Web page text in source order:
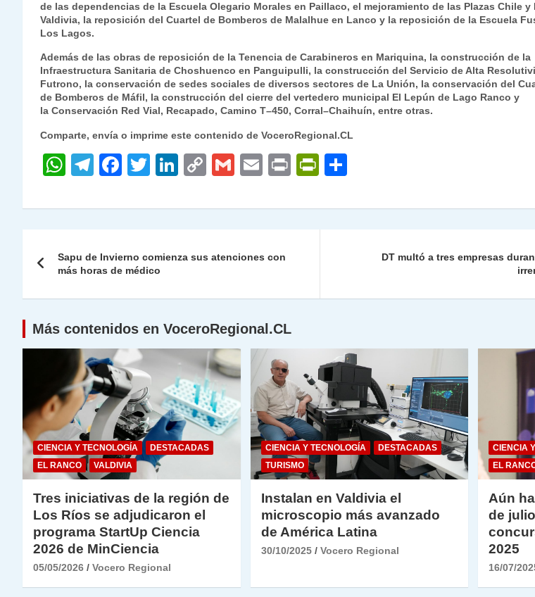
de las dependencias de la Escuela Olegario Morales en Paillaco, el mejoramiento de las Plazas Chile y
Valdivia, la reposición del Cuartel de Bomberos de Malalhue en Lanco y la reposición de la Escuela
Los Lagos.
Además de las obras de reposición de la Tenencia de Carabineros en Mariquina, la construcción de la
Infraestructura Sanitaria de Choshuenco en Panguipulli, la construcción del Servicio de Alta
Futrono, la conservación de sedes sociales de diversos sectores de La Unión, la conservación del
de Bomberos de Máfil, la construcción del cierre del vertedero municipal El Lepún de Lago Ranco y
la Conservación Red Vial, Recapado, Camino T–450, Corral–Chaihuín, entre otras.
Comparte, envía o imprime este contenido de VoceroRegional.CL
W
at
A
p
p
T
e
a
m
F
c
b
o
o
k
T
itt
Li
k
dI
C
p
Li
k
G
ai
E
ai
P
nt
P
nt
dl
m
de
entradas
Sapu de Invierno comienza sus atenciones con
más horas de médico
DT multó a tres empresas
Más contenidos en VoceroRegional.CL
CIENCIA Y TECNOLOGÍA
DESTACADAS
EL RANCO
VALDIVIA
Tres iniciativas de la región de
Los Ríos se adjudicaron el
programa StartUp Ciencia
2026 de MinCiencia
05/05/2026 Vocero Regional
CIENCIA Y TECNOLOGÍA
DESTACADAS
TURISMO
Instalan en Valdivia el
microscopio más avanzado
de América Latina
30/10/2025 Vocero Regional
CIENCIA
EL
Aún
de
2025
16/07/